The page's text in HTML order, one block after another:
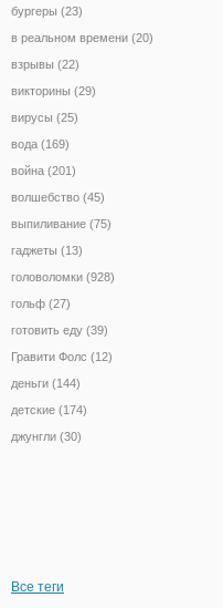
бургеры (23)
в реальном времени (20)
взрывы (22)
викторины (29)
вирусы (25)
вода (169)
война (201)
волшебство (45)
выпиливание (75)
гаджеты (13)
головоломки (928)
гольф (27)
готовить еду (39)
Гравити Фолс (12)
деньги (144)
детские (174)
джунгли (30)
Все теги